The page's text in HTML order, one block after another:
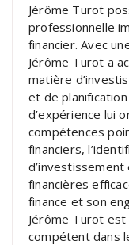
Jérôme Turot
professionnelle
financier. Avec
Jérôme Turot a
matière
et de
d’expérience lui
compétences
financiers,
financières
finance et son
Jérôme Turot
compétent dans